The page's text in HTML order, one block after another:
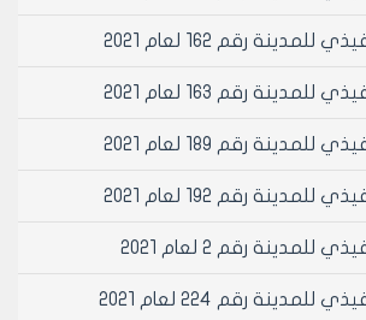
رقم 162 لعام 2021
رقم 163 لعام 2021
رقم 189 لعام 2021
رقم 192 لعام 2021
رقم 2 لعام 2021
رقم 224 لعام 2021